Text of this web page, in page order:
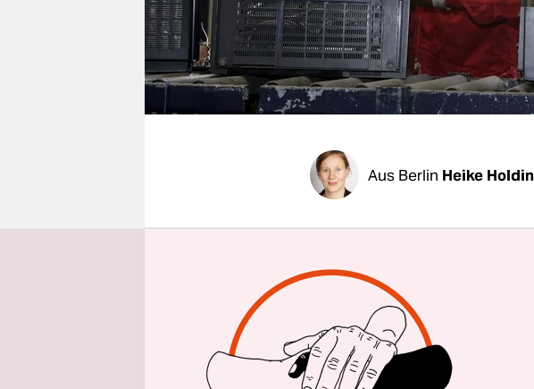
fragen & hilfe
unterstützen
abo
genossenschaft
Aus Berlin Heike
Der „European Green
Baustein für ein
Kommission am Mittwoch
Kreislaufwirtschaft
Gesetze, die in nächster
konzentriert sich die